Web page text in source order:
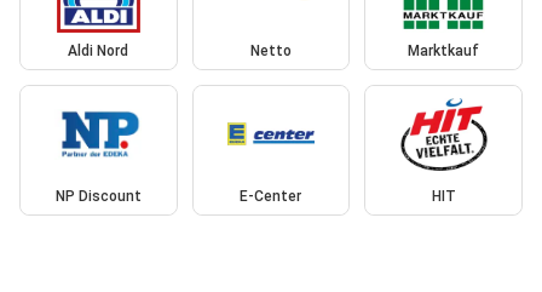
Aldi Nord Netto Marktkauf
NP Discount E-Center HIT